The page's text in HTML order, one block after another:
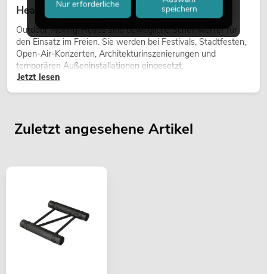
Heads bei Events
Outdoor Moving-Heads sind bewegliche Scheinwerfer für
den Einsatz im Freien. Sie werden bei Festivals, Stadtfesten,
Open-Air-Konzerten, Architekturinszenierungen und
temporären Außeninstallationen eingesetzt.
Jetzt lesen
Zuletzt angesehene Artikel
Nur erforderliche
speichern